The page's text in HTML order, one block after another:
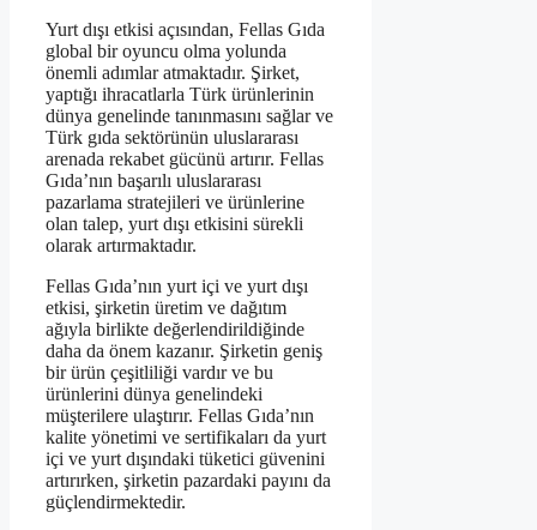
Yurt dışı etkisi açısından, Fellas Gıda
global bir oyuncu olma yolunda
önemli adımlar atmaktadır. Şirket,
yaptığı ihracatlarla Türk ürünlerinin
dünya genelinde tanınmasını sağlar ve
Türk gıda sektörünün uluslararası
arenada rekabet gücünü artırır. Fellas
Gıda’nın başarılı uluslararası
pazarlama stratejileri ve ürünlerine
olan talep, yurt dışı etkisini sürekli
olarak artırmaktadır.
Fellas Gıda’nın yurt içi ve yurt dışı
etkisi, şirketin üretim ve dağıtım
ağıyla birlikte değerlendirildiğinde
daha da önem kazanır. Şirketin geniş
bir ürün çeşitliliği vardır ve bu
ürünlerini dünya genelindeki
müşterilere ulaştırır. Fellas Gıda’nın
kalite yönetimi ve sertifikaları da yurt
içi ve yurt dışındaki tüketici güvenini
artırırken, şirketin pazardaki payını da
güçlendirmektedir.